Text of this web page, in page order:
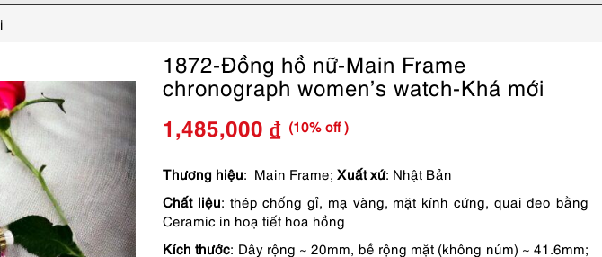
1872-Đồng hồ nữ-Main Frame
chronograph women’s watch-Khá mới
Giá
gốc
là:
1,650,000 ₫.
1,485,000 ₫
Giá
hiện
tại
(10% off )
Thương hiệu: Main Frame; Xuất xứ: Nhật Bản
Chất liệu: thép chống gỉ, mạ vàng, mặt kính cứng, quai đeo bằng
Ceramic in hoạ tiết hoa hồng
Kích thước: Dây rộng ~ 20mm, bề rộng mặt (không núm) ~ 41.6mm;